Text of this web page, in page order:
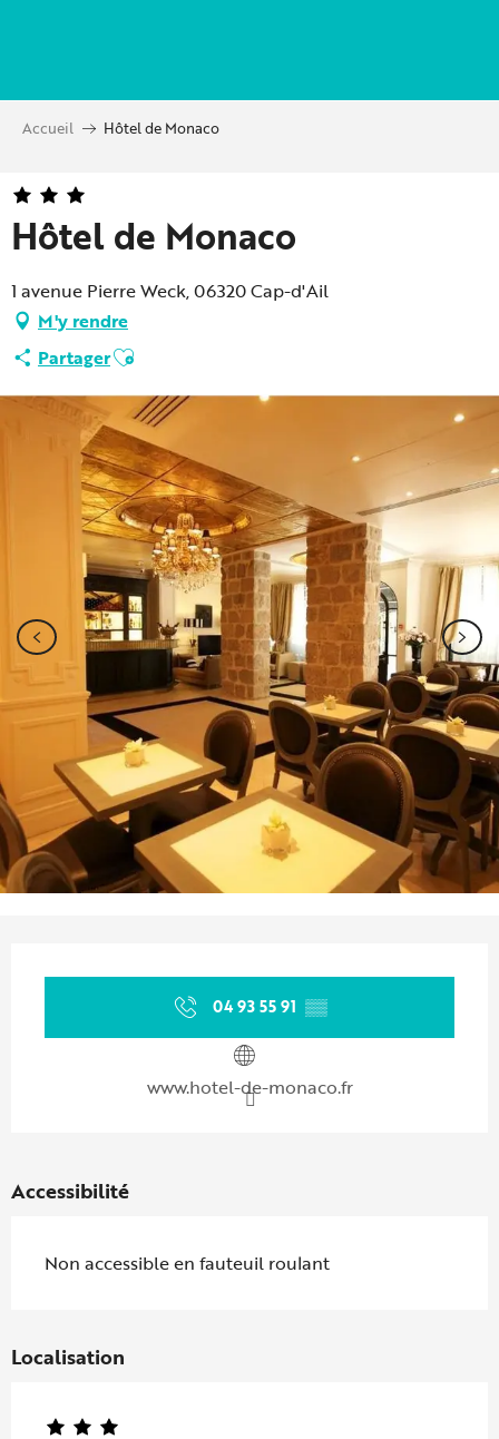
principal
Accueil Hôtel de Monaco
Hôtel de Monaco
1 avenue Pierre Weck, 06320 Cap-d'Ail
M'y rendre
PartagerAjouter aux favoris
04 93 55 91 ▒▒
www.hotel-de-monaco.fr
Accessibilité
Non accessible en fauteuil roulant
Localisation